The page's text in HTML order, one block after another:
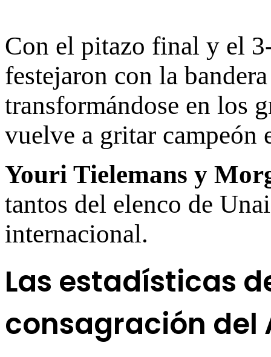
Con el pitazo final y el
festejaron con la
transformándose en los
vuelve a gritar campeón
Youri Tielemans y
tantos del elenco de
internacional.
Las estadísticas
consagración del